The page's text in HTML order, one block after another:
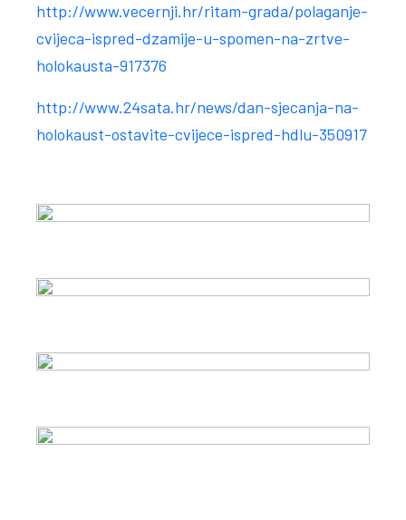
http://www.vecernji.hr/ritam-grada/polaganje-
cvijeca-ispred-dzamije-u-spomen-na-zrtve-
holokausta-917376
http://www.24sata.hr/news/dan-sjecanja-na-
holokaust-ostavite-cvijece-ispred-hdlu-350917